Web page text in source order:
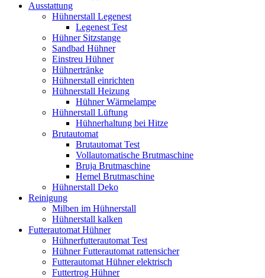
Ausstattung
Hühnerstall Legenest
Legenest Test
Hühner Sitzstange
Sandbad Hühner
Einstreu Hühner
Hühnertränke
Hühnerstall einrichten
Hühnerstall Heizung
Hühner Wärmelampe
Hühnerstall Lüftung
Hühnerhaltung bei Hitze
Brutautomat
Brutautomat Test
Vollautomatische Brutmaschine
Bruja Brutmaschine
Hemel Brutmaschine
Hühnerstall Deko
Reinigung
Milben im Hühnerstall
Hühnerstall kalken
Futterautomat Hühner
Hühnerfutterautomat Test
Hühner Futterautomat rattensicher
Futterautomat Hühner elektrisch
Futtertrog Hühner